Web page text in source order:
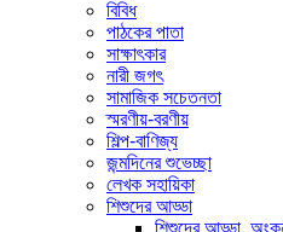
বিবিধ
পাঠকের পাতা
সাক্ষাৎকার
নারী জগৎ
সামাজিক সচেতনতা
স্মরণীয়-বরণীয়
শিল্প-বাণিজ্য
জন্মদিনের শুভেচ্ছা
লেখক সহায়িকা
শিশুদের আড্ডা
শিশুদের আড্ডা,